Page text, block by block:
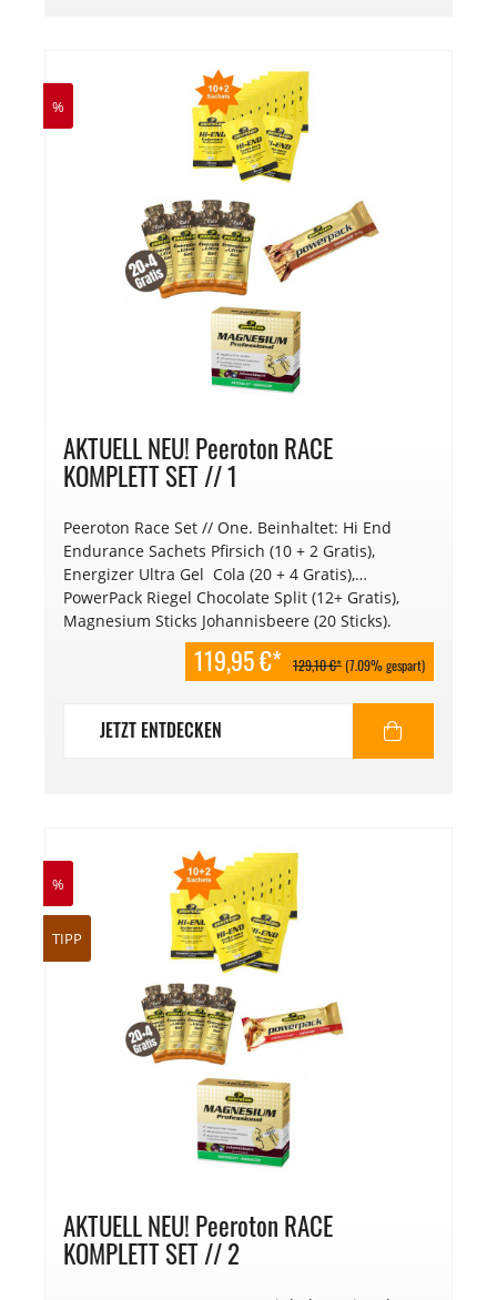
%
AKTUELL NEU! Peeroton RACE
KOMPLETT SET // 1
Peeroton Race Set // One. Beinhaltet: Hi End
Endurance Sachets Pfirsich (10 + 2 Gratis),
Energizer Ultra Gel Cola (20 + 4 Gratis),
PowerPack Riegel Chocolate Split (12+ Gratis),
Magnesium Sticks Johannisbeere (20 Sticks).
119,95 €* 129,10 €*(7.09% gespart)
JETZT ENTDECKEN
%
TIPP
AKTUELL NEU! Peeroton RACE
KOMPLETT SET // 2